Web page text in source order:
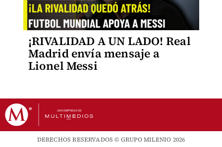
¡RIVALIDAD A UN LADO! Real
Madrid envía mensaje a
Lionel Messi
DERECHOS RESERVADOS © GRUPO MILENIO 2026